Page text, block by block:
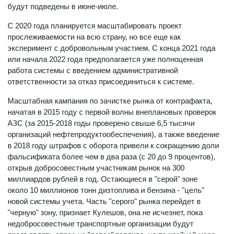
будут подведены в июне-июле.
С 2020 года планируется масштабировать проект
прослеживаемости на всю страну, но все еще как
эксперимент с добровольным участием. С конца 2021 года
или начала 2022 года предполагается уже полноценная
работа системы с введением административной
ответственности за отказ присоединиться к системе.
Масштабная кампания по зачистке рынка от контрафакта,
начатая в 2015 году с первой волны внеплановых проверок
АЗС (за 2015-2018 годы проверено свыше 6,5 тысячи
организаций нефтепродуктообеспечения), а также введение
в 2018 году штрафов с оборота привели к сокращению доли
фальсификата более чем в два раза (с 20 до 9 процентов),
открыв добросовестным участникам рынок на 300
миллиардов рублей в год. Остающиеся в "серой" зоне
около 10 миллионов тонн дизтоплива и бензина - "цель"
новой системы учета. Часть "серого" рынка перейдет в
"черную" зону, признает Кулешов, она не исчезнет, пока
недобросовестные транспортные организации будут